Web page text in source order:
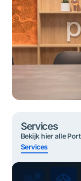
Services
Bekijk hier alle
Services